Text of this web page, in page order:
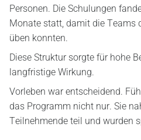
Personen. Die Schulungen
Monate statt, damit die Teams
üben konnten.
Diese Struktur sorgte für hohe
langfristige Wirkung.
Vorleben war entscheidend.
das Programm nicht nur. Sie
Teilnehmende teil und wurden